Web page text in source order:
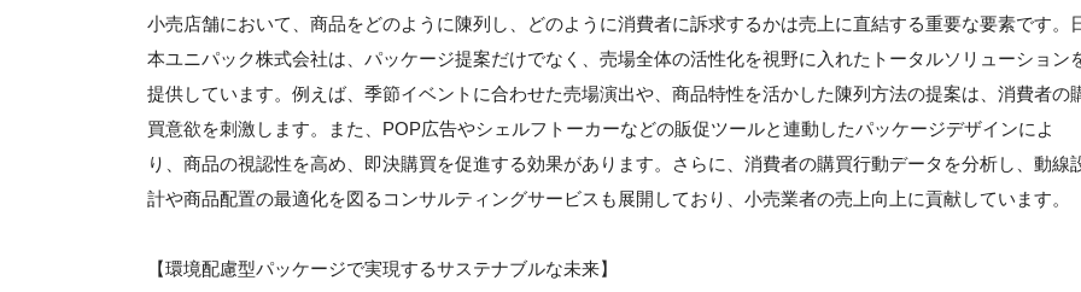
小売店舗において、商品をどのように陳列し、どのように消費者に訴求するかは売上に直結する重要な要素です。
本ユニパック株式会社は、パッケージ提案だけでなく、売場全体の活性化を視野に入れたトータルソリューション
提供しています。例えば、季節イベントに合わせた売場演出や、商品特性を活かした陳列方法の提案は、消費者の
買意欲を刺激します。また、POP広告やシェルフトーカーなどの販促ツールと連動したパッケージデザインによ
り、商品の視認性を高め、即決購買を促進する効果があります。さらに、消費者の購買行動データを分析し、動線
計や商品配置の最適化を図るコンサルティングサービスも展開しており、小売業者の売上向上に貢献しています。
【環境配慮型パッケージで実現するサステナブルな未来】